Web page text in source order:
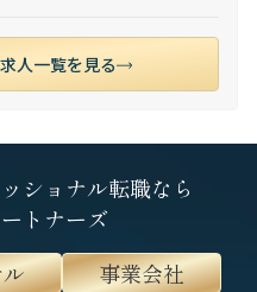
人一覧を見る
ショナル転職なら
トナーズ
事業会社